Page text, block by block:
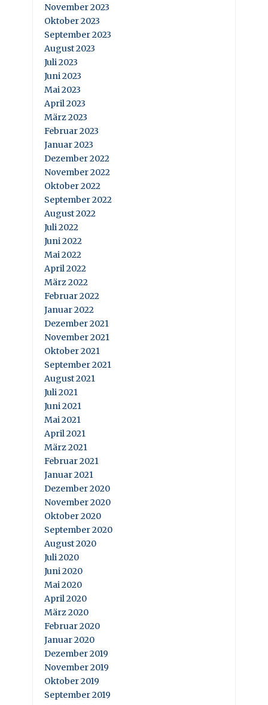
November 2023
Oktober 2023
September 2023
August 2023
Juli 2023
Juni 2023
Mai 2023
April 2023
März 2023
Februar 2023
Januar 2023
Dezember 2022
November 2022
Oktober 2022
September 2022
August 2022
Juli 2022
Juni 2022
Mai 2022
April 2022
März 2022
Februar 2022
Januar 2022
Dezember 2021
November 2021
Oktober 2021
September 2021
August 2021
Juli 2021
Juni 2021
Mai 2021
April 2021
März 2021
Februar 2021
Januar 2021
Dezember 2020
November 2020
Oktober 2020
September 2020
August 2020
Juli 2020
Juni 2020
Mai 2020
April 2020
März 2020
Februar 2020
Januar 2020
Dezember 2019
November 2019
Oktober 2019
September 2019